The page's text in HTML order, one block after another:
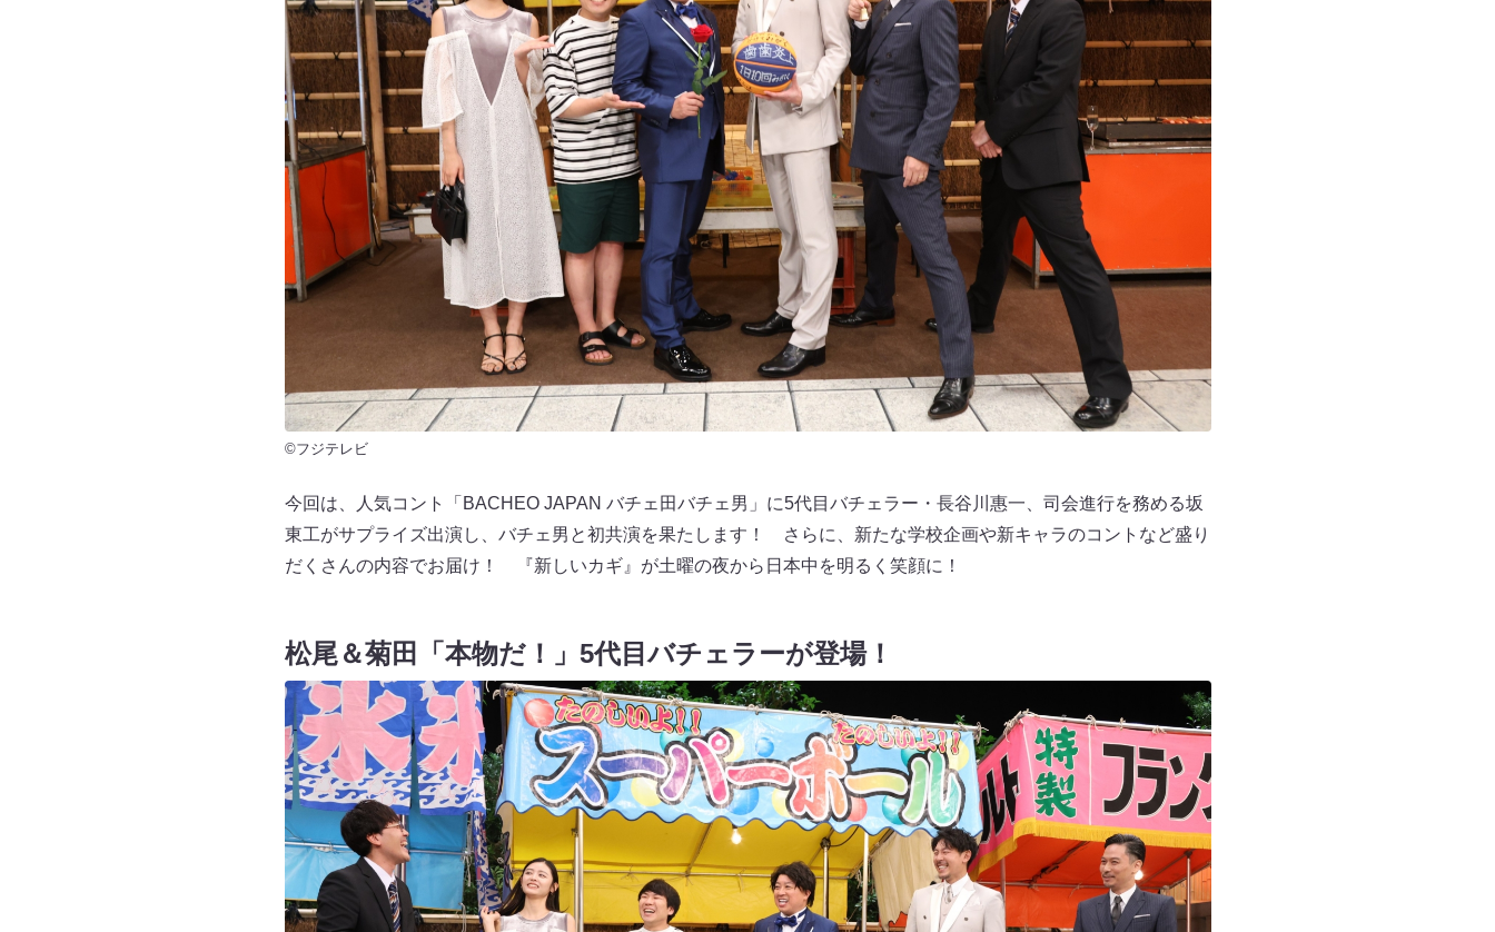
©フジテレビ
今回は、人気コント「BACHEO JAPAN バチェ田バチェ男」に5代目バチェラー・長谷川惠一、司会進行を務める坂
東工がサプライズ出演し、バチェ男と初共演を果たします！ さらに、新たな学校企画や新キャラのコントなど盛り
だくさんの内容でお届け！ 『新しいカギ』が土曜の夜から日本中を明るく笑顔に！
松尾＆菊田「本物だ！」5代目バチェラーが登場！